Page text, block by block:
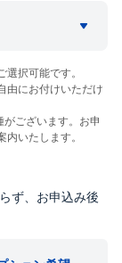
択可能です。
由にお付けいただけ
ございます。お申
いたします。
ず、お申込み後